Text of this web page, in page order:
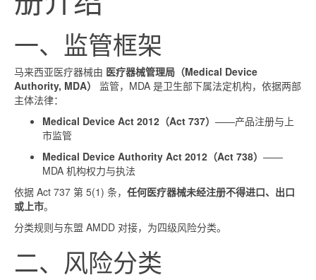
一、监管框架
马来西亚医疗器械由 医疗器械管理局（Medical Device
Authority, MDA）
监管，MDA 是卫生部下属法定机构，依据两部
主体法律：
Medical Device Act 2012（Act 737） ——产品注册与上
市监管
Medical Device Authority Act 2012（Act 738） ——
MDA 机构权力与执法
依据 Act 737 第 5(1) 条， 任何医疗器械未经注册不得进口、出口
或上市。
分类规则与东盟 AMDD 对接，为四级风险分类。
二、风险分类